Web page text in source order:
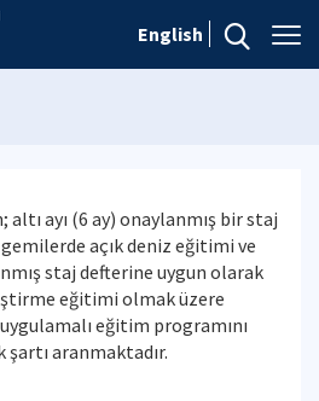
English
ayı (6 ay) onaylanmış bir staj
açık deniz eğitimi ve
staj defterine uygun olarak
eğitimi olmak üzere
eğitim programını
aranmaktadır.